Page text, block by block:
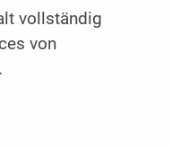
vollständig
von